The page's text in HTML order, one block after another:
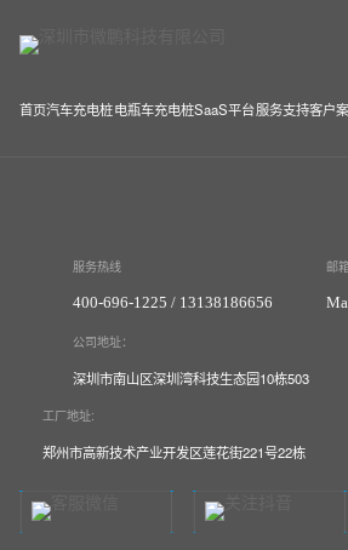
首页汽车充电桩电瓶车充电桩SaaS平台服务支持客户
服务热线
400-696-1225 / 13138186656
邮箱
公司地址：
深圳市南山区深圳湾科技生态园10栋503
工厂地址:
郑州市高新技术产业开发区莲花街221号22栋